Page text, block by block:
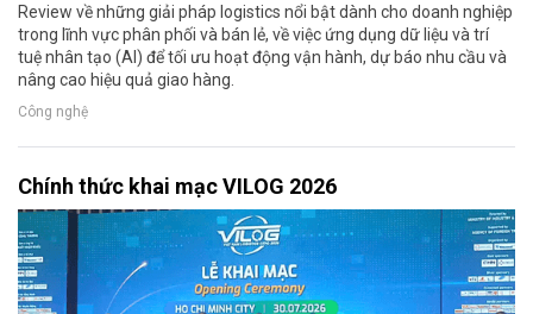
Review về những giải pháp logistics nổi bật dành cho doanh nghiệp
trong lĩnh vực phân phối và bán lẻ, về việc ứng dụng dữ liệu và trí
tuệ nhân tạo (AI) để tối ưu hoạt động vận hành, dự báo nhu cầu và
nâng cao hiệu quả giao hàng.
Công nghệ
Chính thức khai mạc VILOG 2026